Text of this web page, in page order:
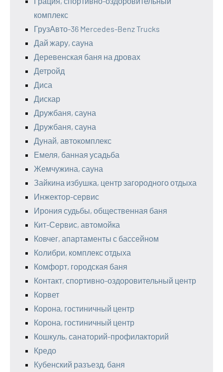
комплекс
ГрузАвто-36 Mercedes-Benz Trucks
Дай жару, сауна
Деревенская баня на дровах
Детройд
Диса
Дискар
Дружбаня, сауна
Дружбаня, сауна
Дунай, автокомплекс
Емеля, банная усадьба
Жемчужина, сауна
Зайкина избушка, центр загородного отдыха
Инжектор-сервис
Ирония судьбы, общественная баня
Кит-Сервис, автомойка
Ковчег, апартаменты с бассейном
Колибри, комплекс отдыха
Комфорт, городская баня
Контакт, спортивно-оздоровительный центр
Корвет
Корона, гостиничный центр
Корона, гостиничный центр
Кошкуль, санаторий-профилакторий
Кредо
Кубенский разъезд, баня